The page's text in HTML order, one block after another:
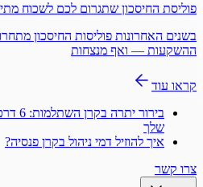
פוליסת החיסכון שתגרום לכם לשכוח
בשנים האחרונות פוליסות החיסכון
ההשקעות — ואף מנצחות
קראו עוד
שלך
איך להוזיל דמי ניהול בקרן פנסיה?
צרו קשר